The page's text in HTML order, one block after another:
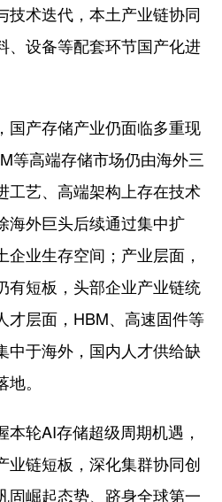
技术迭代，本土产业链协同
、设备等配套环节国产化进
产存储产业仍面临多重现
等高端存储市场仍由海外三
工艺、高端架构上存在技术
海外巨头后续通过集中扩
业生存空间；产业层面，
有短板，头部企业产业链统
才层面，HBM、高速固件等
中于海外，国内人才供给缺
。
轮AI存储超级周期机遇，
业链短板，深化集群协同创
固崛起态势、跻身全球第一